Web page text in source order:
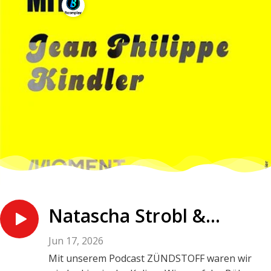
Natascha Strobl &
Barbara Blaha über
Rechtsextremismus und
Jun 17, 2026
Mit unserem Podcast ZÜNDSTOFF waren wir